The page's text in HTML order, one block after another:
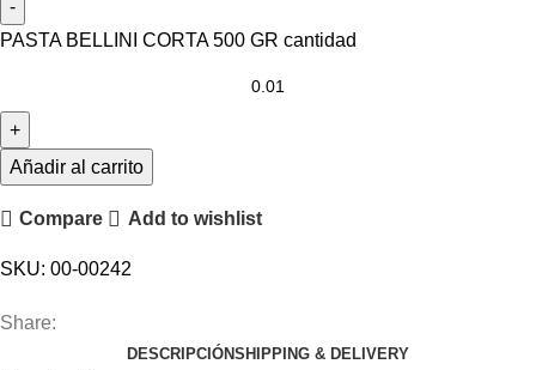
PASTA BELLINI CORTA 500 GR cantidad
Añadir al carrito
Compare Add to wishlist
SKU: 00-00242
Share:
DESCRIPCIÓNSHIPPING & DELIVERY